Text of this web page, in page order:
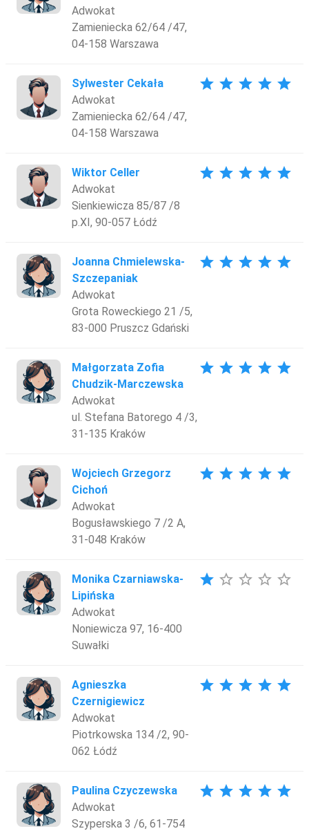
Adwokat
Zamieniecka 62/64 /47,
04-158 Warszawa
Sylwester Cekała
Adwokat
Zamieniecka 62/64 /47,
04-158 Warszawa
star star star star star
Wiktor Celler
Adwokat
Sienkiewicza 85/87 /8
p.XI, 90-057 Łódź
star star star star star
Joanna Chmielewska-
Szczepaniak
Adwokat
Grota Roweckiego 21 /5,
83-000 Pruszcz Gdański
star star star star star
Małgorzata Zofia
Chudzik-Marczewska
Adwokat
ul. Stefana Batorego 4 /3,
31-135 Kraków
star star star star star
Wojciech Grzegorz
Cichoń
Adwokat
Bogusławskiego 7 /2 A,
31-048 Kraków
star star star star star
Monika Czarniawska-
Lipińska
Adwokat
Noniewicza 97, 16-400
Suwałki
star star_border star_border star_border star_border
Agnieszka
Czernigiewicz
Adwokat
Piotrkowska 134 /2, 90-
062 Łódź
star star star star star
Paulina Czyczewska
Adwokat
Szyperska 3 /6, 61-754
star star star star star